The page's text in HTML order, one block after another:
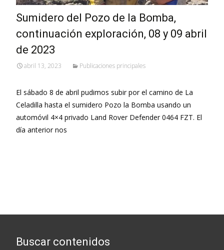
Sumidero del Pozo de la Bomba,
continuación exploración, 08 y 09 abril
de 2023
abril 13, 2023 Publicaciones principales
El sábado 8 de abril pudimos subir por el camino de La
Celadilla hasta el sumidero Pozo la Bomba usando un
automóvil 4×4 privado Land Rover Defender 0464 FZT. El
día anterior nos
Buscar contenidos